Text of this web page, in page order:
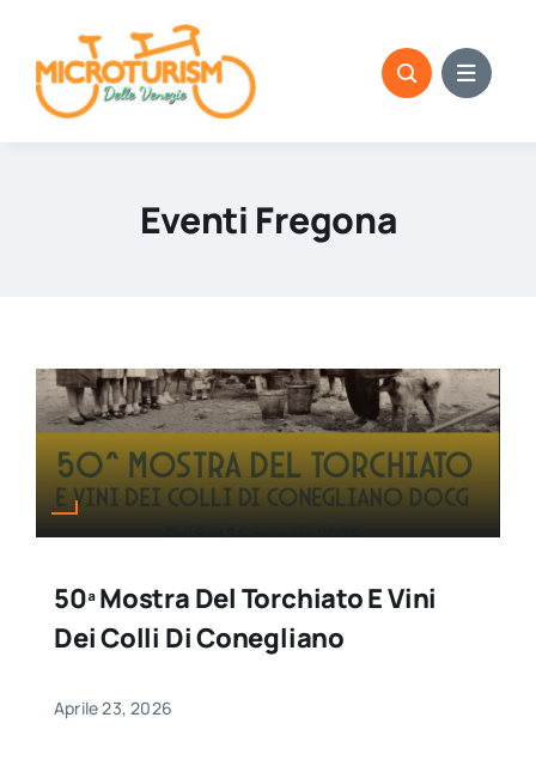
content
Eventi Fregona
50ª Mostra Del Torchiato E Vini
Dei Colli Di Conegliano
Aprile 23, 2026